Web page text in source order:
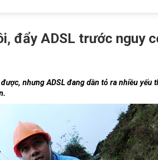
đẩy ADSL trước nguy
nhưng ADSL đang dần tỏ ra nhiều